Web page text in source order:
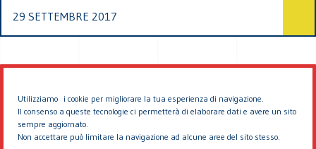
Utilizziamo i cookie per migliorare la tua esperienza di navigazione.
Il consenso a queste tecnologie ci permetterà di elaborare dati e avere un sito
sempre aggiornato.
Non accettare può limitare la navigazione ad alcune aree del sito stesso.
29 SETTEMBRE 2017